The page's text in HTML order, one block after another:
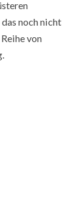
noch nicht
von